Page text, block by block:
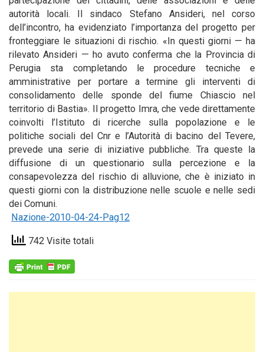
autorità locali. Il sindaco Stefano Ansideri, nel corso
dell’incontro, ha evidenziato l’importanza del progetto per
fronteggiare le situazioni di rischio. «In questi giorni — ha
rilevato Ansideri — ho avuto conferma che la Provincia di
Perugia sta completando le procedure tecniche e
amministrative per portare a termine gli interventi di
consolidamento delle sponde del fiume Chiascio nel
territorio di Bastia». Il progetto Imra, che vede direttamente
coinvolti l’Istituto di ricerche sulla popolazione e le
politiche sociali del Cnr e l’Autorità di bacino del Tevere,
prevede una serie di iniziative pubbliche. Tra queste la
diffusione di un questionario sulla percezione e la
consapevolezza del rischio di alluvione, che è iniziato in
questi giorni con la distribuzione nelle scuole e nelle sedi
dei Comuni.
Nazione-2010-04-24-Pag12
742 Visite totali